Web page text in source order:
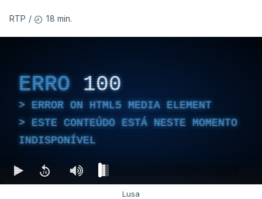
RTP / 18 min.
ERRO 100
ERROR ON HTML5 MEDIA ELEMENT
ESTE CONTEÚDO ESTÁ NESTE MOMENTO
INDISPONÍVEL
Lusa